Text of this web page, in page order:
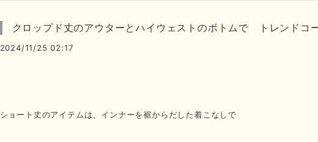
クロップド丈のアウターとハイウェストのボトムで トレンドコ
2024/11/25 02:17
ショート丈のアイテムは、インナーを裾からだした着こなしで